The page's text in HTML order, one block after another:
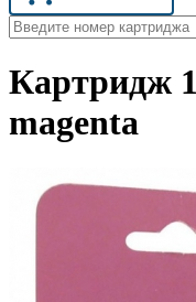
Картридж
magenta